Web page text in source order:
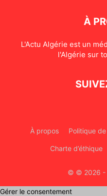
À
L'Actu Algérie est un
l'Algérie sur
À propos Politique
Charte d’éthique
© © 2026 -
Gérer le consentement